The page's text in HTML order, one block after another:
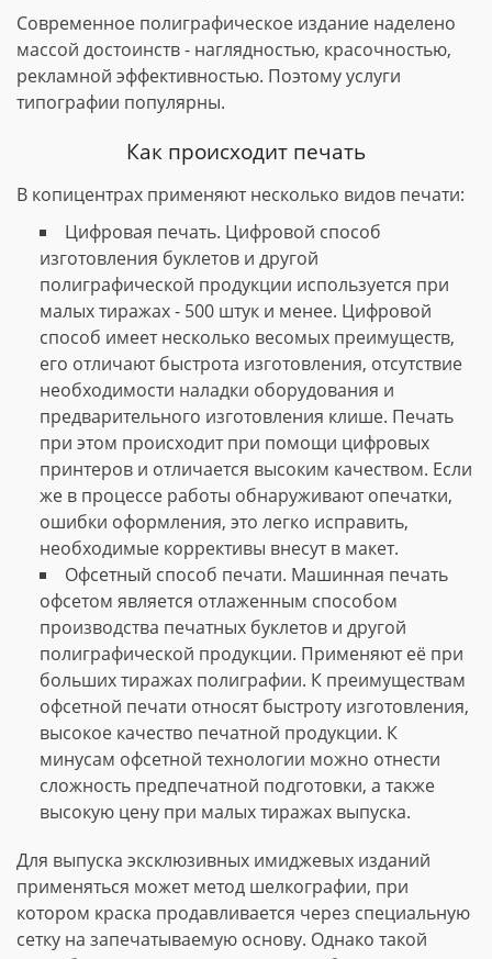
Современное полиграфическое издание наделено
массой достоинств - наглядностью, красочностью,
рекламной эффективностью. Поэтому услуги
типографии популярны.
Как происходит печать
В копицентрах применяют несколько видов печати:
Цифровая печать. Цифровой способ
изготовления буклетов и другой
полиграфической продукции используется при
малых тиражах - 500 штук и менее. Цифровой
способ имеет несколько весомых преимуществ,
его отличают быстрота изготовления, отсутствие
необходимости наладки оборудования и
предварительного изготовления клише. Печать
при этом происходит при помощи цифровых
принтеров и отличается высоким качеством. Если
же в процессе работы обнаруживают опечатки,
ошибки оформления, это легко исправить,
необходимые коррективы внесут в макет.
Офсетный способ печати. Машинная печать
офсетом является отлаженным способом
производства печатных буклетов и другой
полиграфической продукции. Применяют её при
больших тиражах полиграфии. К преимуществам
офсетной печати относят быстроту изготовления,
высокое качество печатной продукции. К
минусам офсетной технологии можно отнести
сложность предпечатной подготовки, а также
высокую цену при малых тиражах выпуска.
Для выпуска эксклюзивных имиджевых изданий
применяться может метод шелкографии, при
котором краска продавливается через специальную
сетку на запечатываемую основу. Однако такой